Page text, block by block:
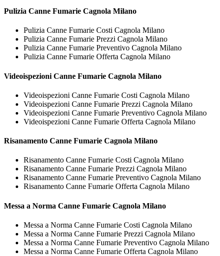
Pulizia Canne Fumarie Cagnola Milano
Pulizia Canne Fumarie Costi Cagnola Milano
Pulizia Canne Fumarie Prezzi Cagnola Milano
Pulizia Canne Fumarie Preventivo Cagnola Milano
Pulizia Canne Fumarie Offerta Cagnola Milano
Videoispezioni Canne Fumarie Cagnola Milano
Videoispezioni Canne Fumarie Costi Cagnola Milano
Videoispezioni Canne Fumarie Prezzi Cagnola Milano
Videoispezioni Canne Fumarie Preventivo Cagnola Milano
Videoispezioni Canne Fumarie Offerta Cagnola Milano
Risanamento Canne Fumarie Cagnola Milano
Risanamento Canne Fumarie Costi Cagnola Milano
Risanamento Canne Fumarie Prezzi Cagnola Milano
Risanamento Canne Fumarie Preventivo Cagnola Milano
Risanamento Canne Fumarie Offerta Cagnola Milano
Messa a Norma Canne Fumarie Cagnola Milano
Messa a Norma Canne Fumarie Costi Cagnola Milano
Messa a Norma Canne Fumarie Prezzi Cagnola Milano
Messa a Norma Canne Fumarie Preventivo Cagnola Milano
Messa a Norma Canne Fumarie Offerta Cagnola Milano